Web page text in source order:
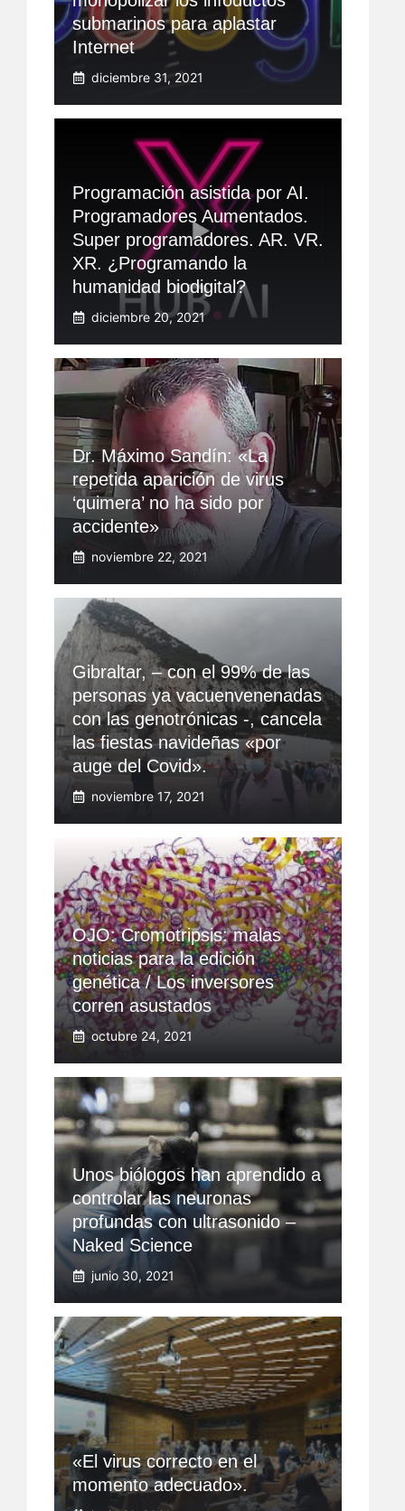
submarinos para aplastar
Internet
diciembre 31, 2021
Programación asistida por AI.
Programadores Aumentados.
Super programadores. AR. VR.
XR. ¿Programando la
humanidad biodigital?
diciembre 20, 2021
Dr. Máximo Sandín: «La
repetida aparición de virus
‘quimera’ no ha sido por
accidente»
noviembre 22, 2021
Gibraltar, – con el 99% de las
personas ya vacuenvenenadas
con las genotrónicas -, cancela
las fiestas navideñas «por
auge del Covid».
noviembre 17, 2021
OJO: Cromotripsis: malas
noticias para la edición
genética / Los inversores
corren asustados
octubre 24, 2021
Unos biólogos han aprendido a
controlar las neuronas
profundas con ultrasonido –
Naked Science
junio 30, 2021
«El virus correcto en el
momento adecuado».